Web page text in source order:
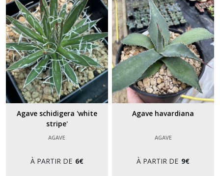
Agave schidigera 'white
stripe'
AGAVE
À PARTIR DE 6€
Agave havardiana
AGAVE
À PARTIR DE 9€